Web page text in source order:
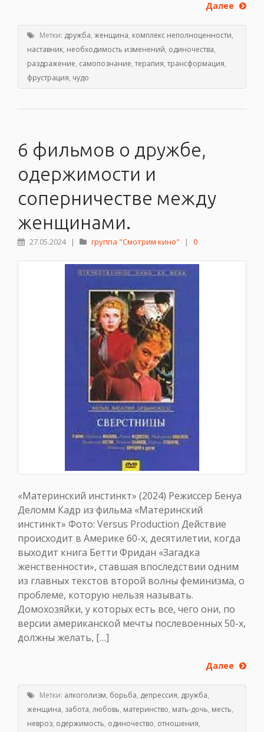
Далее
Метки: дружба, женщина, комплекс неполноценности,
наставник, необходимость изменений, одиночества,
раздражение, самопознание,терапия,трансформация,
фрустрация, чудо
6 фильмов о дружбе,
одержимости и
соперничестве между
женщинами.
27.05.2024 | группа "Смотрим кино" | 0
«Материнский инстинкт» (2024) Режиссер Бенуа
Деломм Кадр из фильма «Материнский
инстинкт» Фото: Versus Production Действие
происходит в Америке 60-х, десятилетии, когда
выходит книга Бетти Фридан «Загадка
женственности», ставшая впоследствии одним
из главных текстов второй волны феминизма, о
проблеме, которую нельзя называть.
Домохозяйки, у которых есть все, чего они, по
версии американской мечты послевоенных 50-х,
должны желать, […]
Далее
Метки: алкоголизм, борьба, депрессия, дружба,
женщина, забота, любовь, материнство, мать-дочь, месть,
невроз, одержимость, одиночество, отношения,